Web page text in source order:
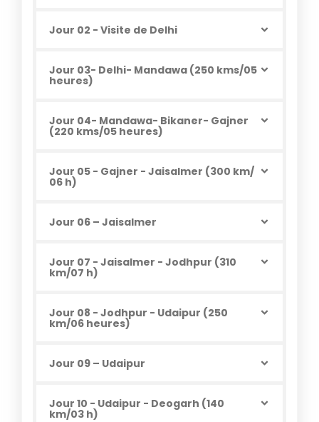
Jour 02 - Visite de Delhi
Jour 03- Delhi- Mandawa (250 kms/05
heures)
Jour 04- Mandawa- Bikaner- Gajner
(220 kms/05 heures)
Jour 05 - Gajner - Jaisalmer (300 km/
06 h)
Jour 06 – Jaisalmer
Jour 07 - Jaisalmer - Jodhpur (310
km/07 h)
Jour 08 - Jodhpur - Udaipur (250
km/06 heures)
Jour 09 – Udaipur
Jour 10 - Udaipur - Deogarh (140
km/03 h)